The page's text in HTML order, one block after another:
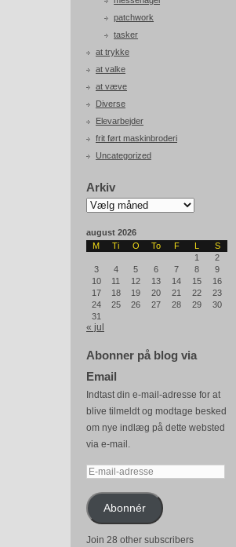
patchwork
tasker
at trykke
at valke
at væve
Diverse
Elevarbejder
frit ført maskinbroderi
Uncategorized
Arkiv
Arkiv
august 2026
M
Ti O To F L
S
1
2
3
4 5 6 7 8
9
10
11 12 13 14 15
16
17
18 19 20 21 22
23
24
25 26 27 28 29
30
31
« jul
Abonner på blog via
Email
Indtast din e-mail-adresse for at
blive tilmeldt og modtage besked
om nye indlæg på dette websted
via e-mail.
E-
adresseAbonnér
Join 28 other subscribers